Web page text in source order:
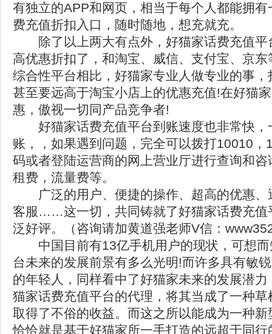
有独立的APP和网页，相当于每个人都能拥
费充值折扣入口，随时随地，想充就充。
除了以上两大有点外，好猫家话费充值平
高优惠折扣了，和淘宝、威信、支付宝、京
综合性平台相比，好猫家专业人做专业的事
甚至要远高于淘宝小店上的优惠充值!在好猫
惠，傲视一切同产品竞争者!
好猫家话费充值平台到账速度也非常快，
账，，如果遇到问题，完全可以拨打10010
码或者登陆运营商的网上营业厅进行查询和
租费，流量费等。
广泛的用户、便捷的操作、超高的优惠、
客服……这一切，共同铸就了好猫家话费充值
泛好评。（咨询请加黄道强老师V信：
中国目前有13亿手机用户的现状，可想而
台未来的发展前景有多么光明!而许多具有敏
的年轻人，同样看中了好猫家未来的发展潜
猫家话费充值平台的代理，将其当成了一种
取得了不俗的收益。而这之所以能成为一种
恰恰就是基于好猫家所一手打造的远超于同